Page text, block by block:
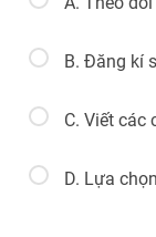
B. Đăng kí
C. Viết các
D. Lựa